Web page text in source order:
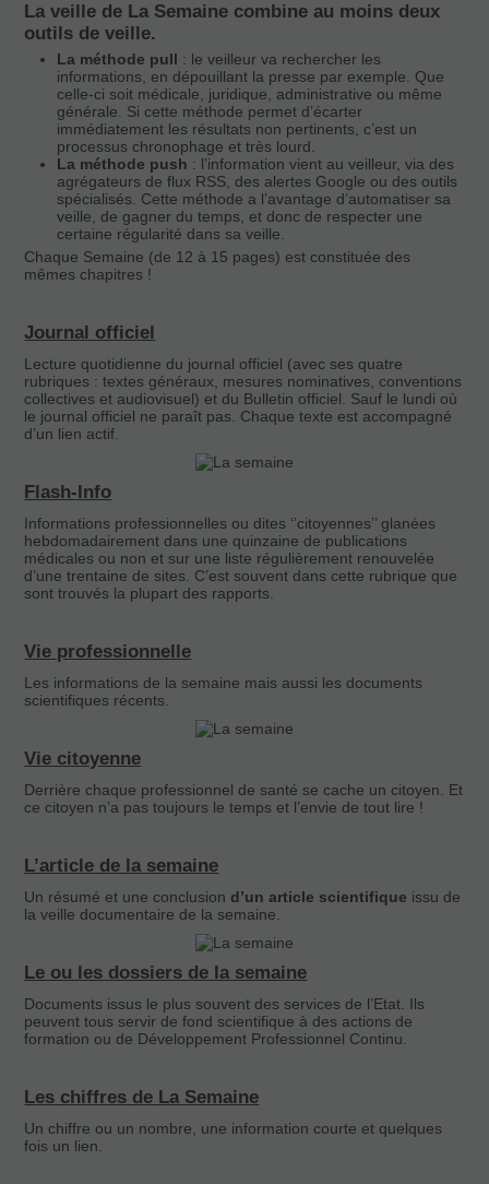
La veille de La Semaine combine au moins deux
outils de veille.
La méthode pull : le veilleur va rechercher les
informations, en dépouillant la presse par exemple. Que
celle-ci soit médicale, juridique, administrative ou même
générale. Si cette méthode permet d’écarter
immédiatement les résultats non pertinents, c’est un
processus chronophage et très lourd.
La méthode push : l’information vient au veilleur, via des
agrégateurs de flux RSS, des alertes Google ou des outils
spécialisés. Cette méthode a l’avantage d’automatiser sa
veille, de gagner du temps, et donc de respecter une
certaine régularité dans sa veille.
Chaque Semaine (de 12 à 15 pages) est constituée des
mêmes chapitres !
Journal officiel
Lecture quotidienne du journal officiel (avec ses quatre
rubriques : textes généraux, mesures nominatives, conventions
collectives et audiovisuel) et du Bulletin officiel. Sauf le lundi où
le journal officiel ne paraît pas. Chaque texte est accompagné
d’un lien actif.
Flash-Info
Informations professionnelles ou dites ‘’citoyennes’’ glanées
hebdomadairement dans une quinzaine de publications
médicales ou non et sur une liste régulièrement renouvelée
d’une trentaine de sites. C’est souvent dans cette rubrique que
sont trouvés la plupart des rapports.
Vie professionnelle
Les informations de la semaine mais aussi les documents
scientifiques récents.
Vie citoyenne
Derrière chaque professionnel de santé se cache un citoyen. Et
ce citoyen n’a pas toujours le temps et l’envie de tout lire !
L’article de la semaine
Un résumé et une conclusiond’un article scientifique issu de
la veille documentaire de la semaine.
Le ou les dossiers de la semaine
Documents issus le plus souvent des services de l’Etat. Ils
peuvent tous servir de fond scientifique à des actions de
formation ou de Développement Professionnel Continu.
Les chiffres de La Semaine
Un chiffre ou un nombre, une information courte et quelques
fois un lien.
Nécessaires
Ces cookies ne
sont pas
facultatifs. Ils
sont